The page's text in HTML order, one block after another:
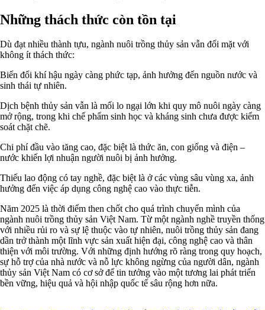
Những thách thức còn tồn tại
Dù đạt nhiều thành tựu, ngành nuôi trồng thủy sản vẫn đối mặt với
không ít thách thức:
Biến đổi khí hậu ngày càng phức tạp, ảnh hưởng đến nguồn nước và
sinh thái tự nhiên.
Dịch bệnh thủy sản vẫn là mối lo ngại lớn khi quy mô nuôi ngày càng
mở rộng, trong khi chế phẩm sinh học và kháng sinh chưa được kiểm
soát chặt chẽ.
Chi phí đầu vào tăng cao, đặc biệt là thức ăn, con giống và điện –
nước khiến lợi nhuận người nuôi bị ảnh hưởng.
Thiếu lao động có tay nghề, đặc biệt là ở các vùng sâu vùng xa, ảnh
hưởng đến việc áp dụng công nghệ cao vào thực tiễn.
Năm 2025 là thời điểm then chốt cho quá trình chuyển mình của
ngành nuôi trồng thủy sản Việt Nam. Từ một ngành nghề truyền thống
với nhiều rủi ro và sự lệ thuộc vào tự nhiên, nuôi trồng thủy sản đang
dần trở thành một lĩnh vực sản xuất hiện đại, công nghệ cao và thân
thiện với môi trường. Với những định hướng rõ ràng trong quy hoạch,
sự hỗ trợ của nhà nước và nỗ lực không ngừng của người dân, ngành
thủy sản Việt Nam có cơ sở để tin tưởng vào một tương lai phát triển
bền vững, hiệu quả và hội nhập quốc tế sâu rộng hơn nữa.